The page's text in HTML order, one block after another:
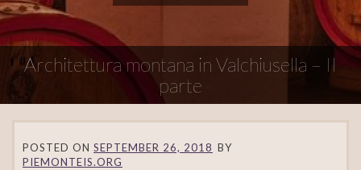
Architettura montana in Valchiusella – II
parte
POSTED ON SEPTEMBER 26, 2018 BY
PIEMONTEIS.ORG